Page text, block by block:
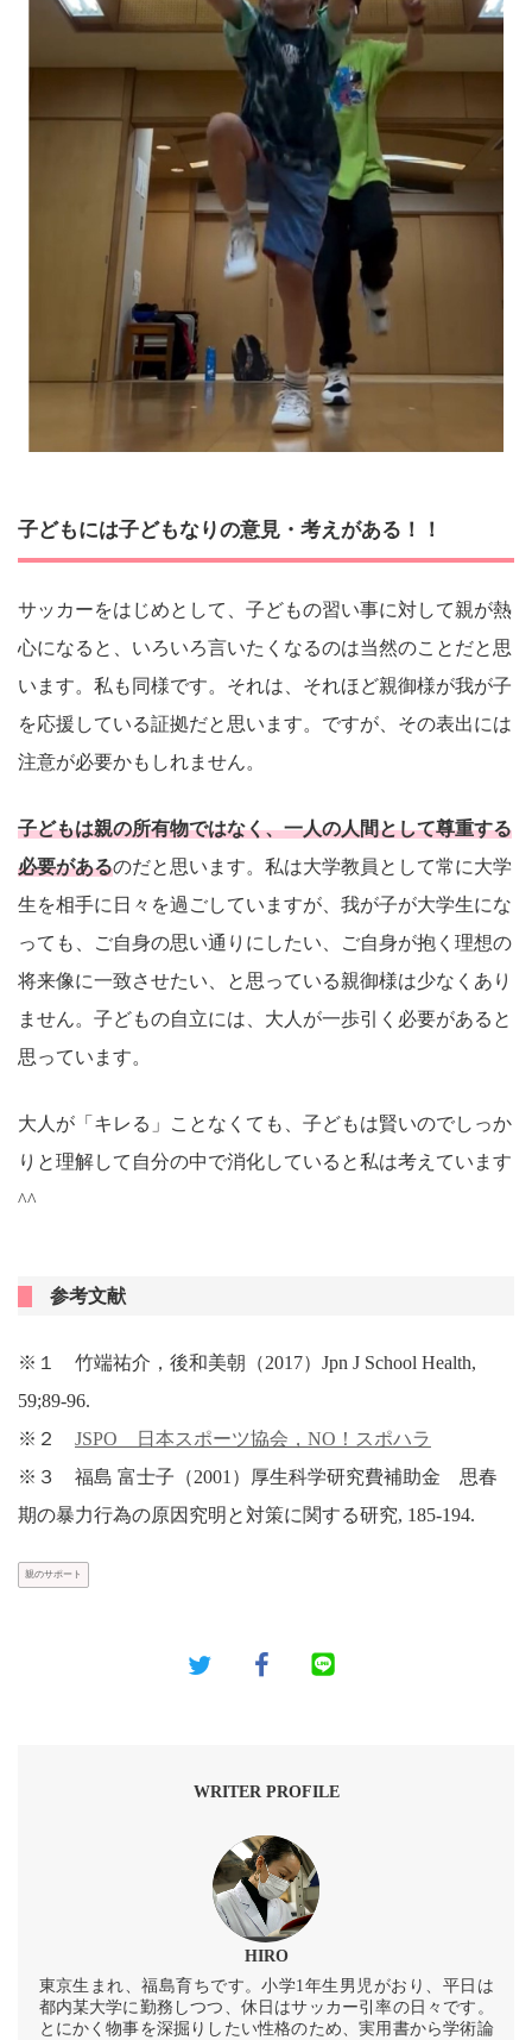
子どもには子どもなりの意見・考えがある！！
サッカーをはじめとして、子どもの習い事に対して親が熱
心になると、いろいろ言いたくなるのは当然のことだと思
います。私も同様です。それは、それほど親御様が我が子
を応援している証拠だと思います。ですが、その表出には
注意が必要かもしれません。
子どもは親の所有物ではなく、一人の人間として尊重する
必要があるのだと思います。私は大学教員として常に大学
生を相手に日々を過ごしていますが、我が子が大学生にな
っても、ご自身の思い通りにしたい、ご自身が抱く理想の
将来像に一致させたい、と思っている親御様は少なくあり
ません。子どもの自立には、大人が一歩引く必要があると
思っています。
大人が「キレる」ことなくても、子どもは賢いのでしっか
りと理解して自分の中で消化していると私は考えています
^^
参考文献
※１ 竹端祐介，後和美朝（2017）Jpn J School Health,
59;89-96.
※２ JSPO 日本スポーツ協会，NO！スポハラ
※３ 福島 富士子（2001）厚生科学研究費補助金 思春
期の暴力行為の原因究明と対策に関する研究, 185-194.
親のサポート
WRITER PROFILE
HIRO
東京生まれ、福島育ちです。小学1年生男児がおり、平日は
都内某大学に勤務しつつ、休日はサッカー引率の日々です。
とにかく物事を深掘りしたい性格のため、実用書から学術論